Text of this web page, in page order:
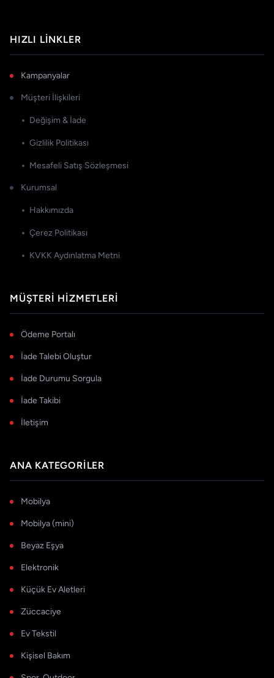
HIZLI LINKLER
Kampanyalar
Müşteri İlişkileri
Değişim & İade
Gizlilik Politikası
Mesafeli Satış Sözleşmesi
Kurumsal
Hakkımızda
Çerez Politikası
KVKK Aydınlatma Metni
MÜŞTERI HIZMETLERI
Ödeme Portalı
İade Talebi Oluştur
İade Durumu Sorgula
İade Takibi
İletişim
ANA KATEGORILER
Mobilya
Mobilya (mini)
Beyaz Eşya
Elektronik
Küçük Ev Aletleri
Züccaciye
Ev Tekstil
Kişisel Bakım